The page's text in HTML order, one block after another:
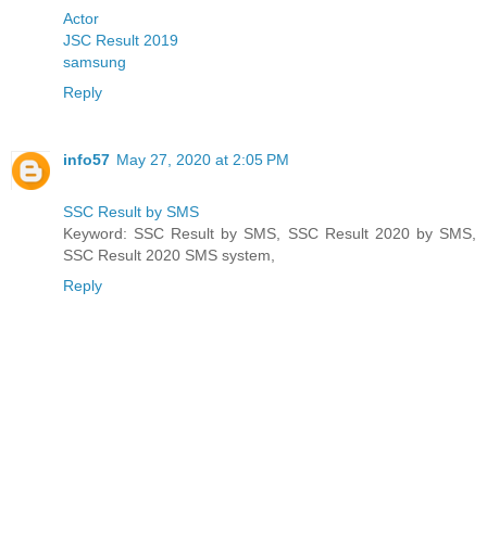
Actor
JSC Result 2019
samsung
Reply
info57 May 27, 2020 at 2:05 PM
SSC Result by SMS
Keyword: SSC Result by SMS, SSC Result 2020 by SMS,
SSC Result 2020 SMS system,
Reply